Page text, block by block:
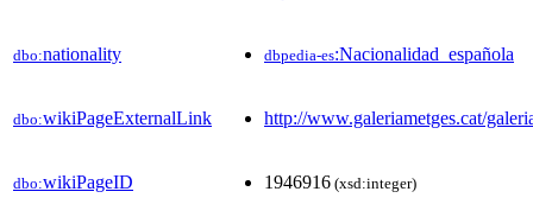
dbo:nationality dbpedia-es:Nacionalidad_española
dbo:wikiPageExternalLink http://www.galeriametges.cat/
dbo:wikiPageID 1946916 (xsd:integer)